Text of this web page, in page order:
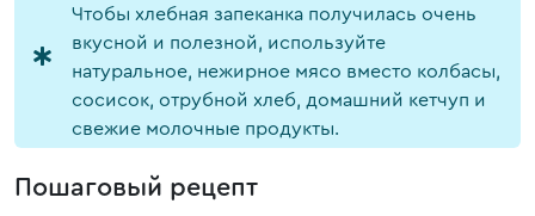
Чтобы хлебная запеканка получилась очень
вкусной и полезной, используйте
натуральное, нежирное мясо вместо колбасы,
сосисок, отрубной хлеб, домашний кетчуп и
свежие молочные продукты.
Пошаговый рецепт